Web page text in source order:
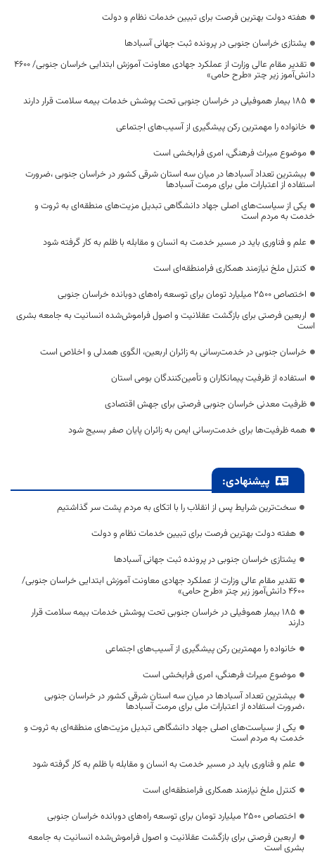
هفته دولت بهترین فرصت برای تبیین خدمات نظام و دولت
یشتازی خراسان جنوبی در پرونده ثبت جهانی آسبادها
تقدیر مقام عالی وزارت از عملکرد جهادی معاونت آموزش ابتدایی خراسان جنوبی/ ۴۶۰۰
دانش‌آموز زیر چتر «طرح حامی»
۱۸۵ بیمار هموفیلی در خراسان جنوبی تحت پوشش خدمات بیمه سلامت قرار دارند
خانواده را مهمترین رکن پیشگیری از آسیب‌های اجتماعی
موضوع میراث فرهنگی، امری فرابخشی است
بیشترین تعداد آسبادها در میان سه استان شرقی کشور در خراسان جنوبی ،ضرورت
استفاده از اعتبارات ملی برای مرمت آسبادها
یکی از سیاست‌های اصلی جهاد دانشگاهی تبدیل مزیت‌های منطقه‌ای به ثروت و
خدمت به مردم است
علم و فناوری باید در مسیر خدمت به انسان و مقابله با ظلم به کار گرفته شود
کنترل ملخ نیازمند همکاری فرامنطقه‌ای است
اختصاص 2500 میلیارد تومان برای توسعه راه‌های دوبانده خراسان جنوبی
اربعین فرصتی برای بازگشت عقلانیت و اصول فراموش‌شده انسانیت به جامعه بشری
است
خراسان جنوبی در خدمت‌رسانی به زائران اربعین، الگوی همدلی و اخلاص است
استفاده از ظرفیت پیمانکاران و تأمین‌کنندگان بومی استان
ظرفیت معدنی خراسان جنوبی فرصتی برای جهش اقتصادی
همه ظرفیت‌ها برای خدمت‌رسانی ایمن به زائران پایان صفر بسیج شود
پیشنهادی:
سخت‌ترین شرایط پس از انقلاب را با اتکای به مردم پشت سر گذاشتیم
هفته دولت بهترین فرصت برای تبیین خدمات نظام و دولت
یشتازی خراسان جنوبی در پرونده ثبت جهانی آسبادها
تقدیر مقام عالی وزارت از عملکرد جهادی معاونت آموزش ابتدایی خراسان جنوبی/
۴۶۰۰ دانش‌آموز زیر چتر «طرح حامی»
۱۸۵ بیمار هموفیلی در خراسان جنوبی تحت پوشش خدمات بیمه سلامت قرار
دارند
خانواده را مهمترین رکن پیشگیری از آسیب‌های اجتماعی
موضوع میراث فرهنگی، امری فرابخشی است
بیشترین تعداد آسبادها در میان سه استان شرقی کشور در خراسان جنوبی
،ضرورت استفاده از اعتبارات ملی برای مرمت آسبادها
یکی از سیاست‌های اصلی جهاد دانشگاهی تبدیل مزیت‌های منطقه‌ای به ثروت و
خدمت به مردم است
علم و فناوری باید در مسیر خدمت به انسان و مقابله با ظلم به کار گرفته شود
کنترل ملخ نیازمند همکاری فرامنطقه‌ای است
اختصاص 2500 میلیارد تومان برای توسعه راه‌های دوبانده خراسان جنوبی
اربعین فرصتی برای بازگشت عقلانیت و اصول فراموش‌شده انسانیت به جامعه
بشری است